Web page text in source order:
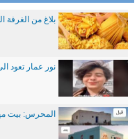
بلاغ من الغرفة
نور عمار تعود
المحرس: بيت